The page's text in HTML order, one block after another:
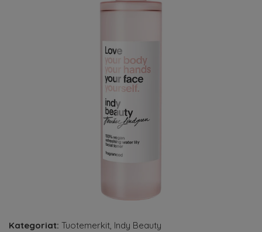
Kategoriat: Tuotemerkit, Indy Beauty